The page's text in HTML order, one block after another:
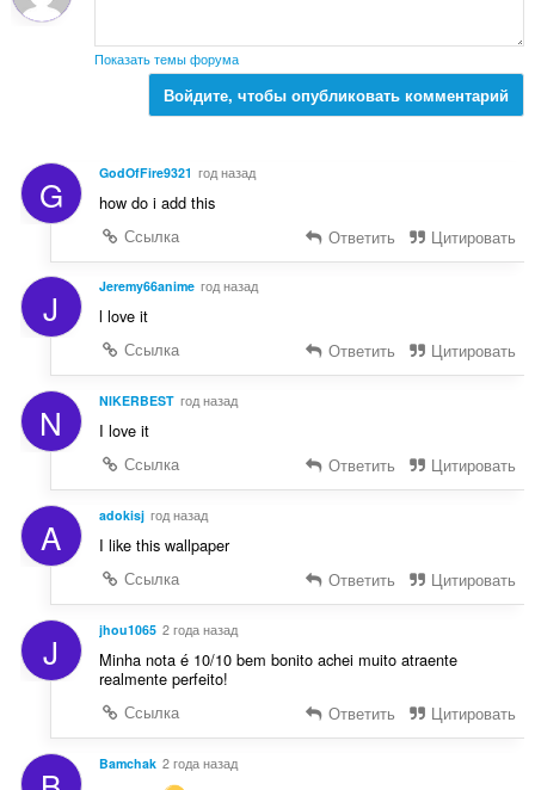
Показать темы форума
Войдите, чтобы опубликовать комментарий
G GodOfFire9321 год назад
how do i add this
Ссылка
Ответить Цитировать
J Jeremy66anime год назад
l love it
Ссылка
Ответить Цитировать
N NIKERBEST год назад
I love it
Ссылка
Ответить Цитировать
A adokisj год назад
I like this wallpaper
Ссылка
Ответить Цитировать
J jhou1065 2 года назад
Minha nota é 10/10 bem bonito achei muito atraente
realmente perfeito!
Ссылка
Ответить Цитировать
Bamchak 2 года назад